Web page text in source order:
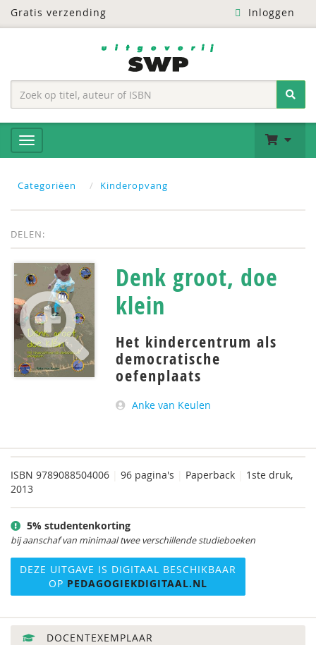
Gratis verzending Inloggen
Categoriëen Kinderopvang
DELEN:
Denk groot, doe
klein
Het kindercentrum als
democratische
oefenplaats
Anke van Keulen
ISBN 9789088504006 96 pagina's Paperback
1ste druk,
2013
5% studentenkorting
bij aanschaf van minimaal twee verschillende studieboeken
DEZE UITGAVE IS DIGITAAL BESCHIKBAAR
OP PEDAGOGIEKDIGITAAL.NL
DOCENTEXEMPLAAR